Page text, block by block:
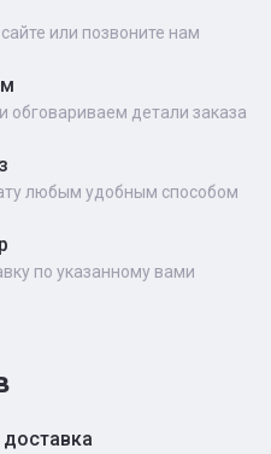
или позвоните нам
обговариваем детали заказа
любым удобным способом
по указанному вами